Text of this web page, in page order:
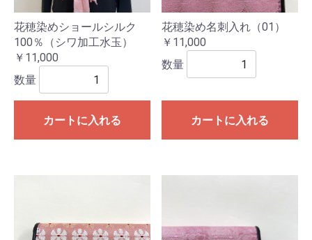
花穂染めショールシルク
100％（シワ加工水玉）
￥11,000
数量
カートに入れる
花穂染め名刺入れ（01）
￥11,000
数量
カートに入れる